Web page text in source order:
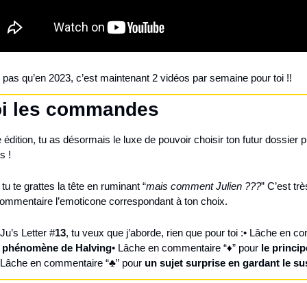
pas qu’en 2023, c’est maintenant 2 vidéos par semaine pour toi !!
les commandes
édition, tu as désormais le luxe de pouvoir choisir ton futur dossier
!
te grattes la tête en ruminant “mais comment Julien ???” C’est
l’emoticone correspondant à ton choix.
Letter #13, tu veux que j’aborde, rien que pour toi :• Lâche en
phénomène de Halving• Lâche en commentaire “♦” pour le
en commentaire “♣” pour un sujet surprise en gardant le